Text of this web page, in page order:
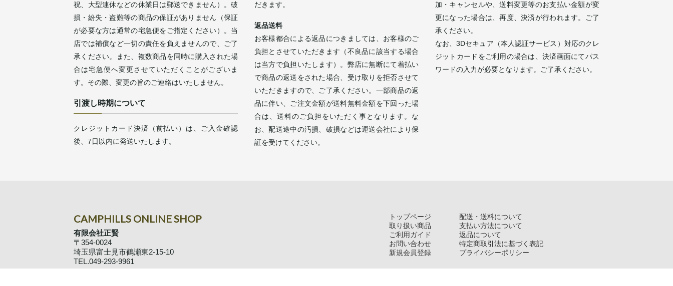
祝、大型連休などの休業日は郵送できません）。破
損・紛失・盗難等の商品の保証がありません（保証
が必要な方は通常の宅急便をご指定ください）。当
店では補償など一切の責任を負えませんので、ご了
承ください。また、複数商品を同時に購入された場
合は宅急便へ変更させていただくことがございま
す。その際、変更の旨のご連絡はいたしません。
引渡し時期について
クレジットカード決済（前払い）は、ご入金確認
後、7日以内に発送いたします。
だきます。
返品送料
お客様都合による返品につきましては、お客様のご
負担とさせていただきます（不良品に該当する場合
は当方で負担いたします）。弊店に無断にて着払い
で商品の返送をされた場合、受け取りを拒否させて
いただきますので、ご了承ください。一部商品の返
品に伴い、ご注文金額が送料無料金額を下回った場
合は、送料のご負担をいただく事となります。な
お、配送途中の汚損、破損などは運送会社により保
証を受けてください。
加・キャンセルや、送料変更等のお支払い金額が変
更になった場合は、再度、決済が行われます。ご了
承ください。
なお、3Dセキュア（本人認証サービス）対応のクレ
ジットカードをご利用の場合は、決済画面にてパス
ワードの入力が必要となります。ご了承ください。
CAMPHILLS ONLINE SHOP
有限会社正賢
〒354-0024
埼玉県富士見市鶴瀬東2-15-10
TEL.049-293-9961
トップページ
取り扱い商品
ご利用ガイド
お問い合わせ
新規会員登録
配送・送料について
支払い方法について
返品について
特定商取引法に基づく表記
プライバシーポリシー